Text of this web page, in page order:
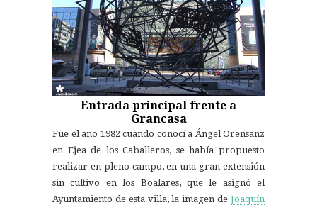
Entrada principal frente a
Grancasa
Fue el año 1982 cuando conocí a Ángel Orensanz
en Ejea de los Caballeros, se había propuesto
realizar en pleno campo, en una gran extensión
sin cultivo en los Boalares, que le asignó el
Ayuntamiento de esta villa, la imagen de Joaquín